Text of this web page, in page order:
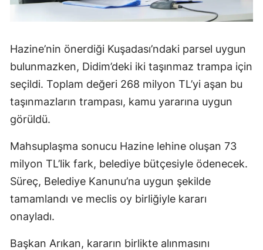
Hazine’nin önerdiği Kuşadası’ndaki parsel uygun
bulunmazken, Didim’deki iki taşınmaz trampa için
seçildi. Toplam değeri 268 milyon TL’yi aşan bu
taşınmazların trampası, kamu yararına uygun
görüldü.
Mahsuplaşma sonucu Hazine lehine oluşan 73
milyon TL’lik fark, belediye bütçesiyle ödenecek.
Süreç, Belediye Kanunu’na uygun şekilde
tamamlandı ve meclis oy birliğiyle kararı
onayladı.
Başkan Arıkan, kararın birlikte alınmasını